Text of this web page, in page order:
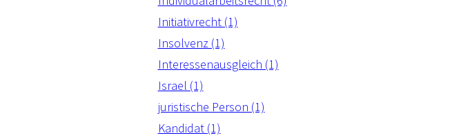
Initiativrecht (1)
Insolvenz (1)
Interessenausgleich (1)
Israel (1)
juristische Person (1)
Kandidat (1)